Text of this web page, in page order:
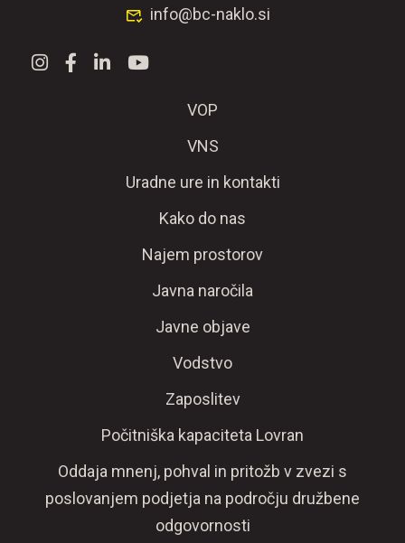
info@bc-naklo.si
VOP
VNS
Uradne ure in kontakti
Kako do nas
Najem prostorov
Javna naročila
Javne objave
Vodstvo
Zaposlitev
Počitniška kapaciteta Lovran
Oddaja mnenj, pohval in pritožb v zvezi s
poslovanjem podjetja na področju družbene
odgovornosti